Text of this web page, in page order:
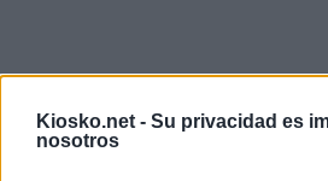
Kiosko.net - Su privacidad es
nosotros